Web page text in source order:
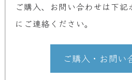
ご購入、お問い合わせは下
にご連絡ください。
ご購入・お問い